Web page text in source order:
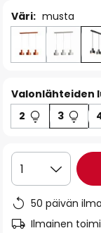
Väri: musta
Valonlähteiden
2
3
1
50 päivän
Ilmainen